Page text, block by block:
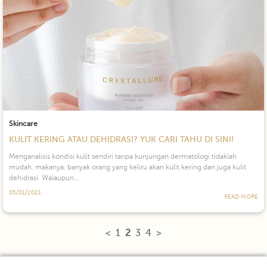
Skincare
KULIT KERING ATAU DEHIDRASI? YUK CARI TAHU DI SINI!
Menganalisis kondisi kulit sendiri tanpa kunjungan dermatologi tidaklah
mudah, makanya, banyak orang yang keliru akan kulit kering dan juga kulit
dehidrasi. Walaupun…
05/01/2021
READ MORE
< 1 2 3 4 >